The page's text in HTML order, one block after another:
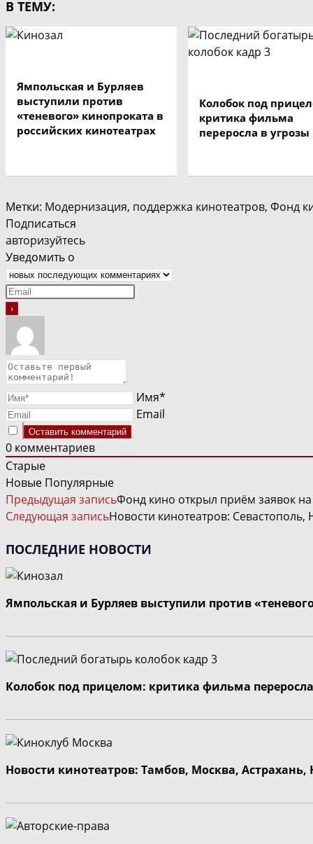
В ТЕМУ:
Ямпольская и Бурляев
выступили против
«теневого» кинопроката в
российских кинотеатрах
Колобок под
критика фильма
переросла в угрозы
Метки: Модернизация, поддержка кинотеатров, Фонд
Подписаться
авторизуйтесь
Уведомить о
Имя*
Email
0 комментариев
Старые
Новые Популярные
ЧИТАТЬ
ДАЛЕЕ
СТАТЬИ
Предыдущая записьФонд кино открыл приём заявок
Следующая записьНовости кинотеатров:
ПОСЛЕДНИЕ НОВОСТИ
Ямпольская и Бурляев выступили против
Колобок под прицелом: критика фильма
Новости кинотеатров: Тамбов, Москва,